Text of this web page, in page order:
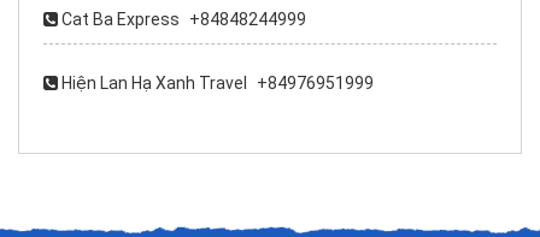
Cat Ba Express +84848244999
Hiện Lan Hạ Xanh Travel +84976951999